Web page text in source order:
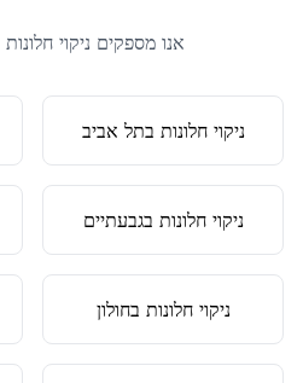
אנו מספקים ניקוי חלונות
ניקוי חלונות בתל אביב
ניקוי חלונות בגבעתיים
ניקוי חלונות בחולון